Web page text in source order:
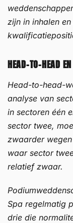
zijn in inhalen
HEAD-TO-HEAD
Head-to-head-
analyse van
in sectoren één
sector twee,
zwaarder
waar sector
relatief zwaar.
Spa regelmatig
drie die